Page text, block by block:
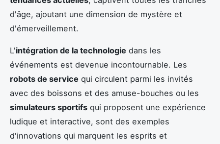
d'âge, ajoutant une dimension de mystère et
d'émerveillement.
L'intégration de la technologie dans les
événements est devenue incontournable. Les
robots de service qui circulent parmi les invités
avec des boissons et des amuse-bouches ou les
simulateurs sportifs qui proposent une expérience
ludique et interactive, sont des exemples
d'innovations qui marquent les esprits et